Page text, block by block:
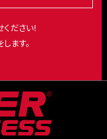
ださい！
ます。